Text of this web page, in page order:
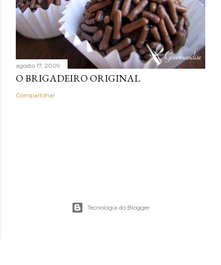
agosto 17, 2009
O BRIGADEIRO ORIGINAL
Compartilhar
Tecnologia do Blogger